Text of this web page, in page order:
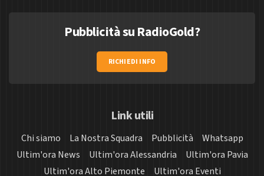
Pubblicità su RadioGold?
RICHIEDI INFO
Link utili
Chi siamo La Nostra Squadra Pubblicità
Whatsapp
Ultim'ora News
Ultim'ora Alessandria
Ultim'ora Pavia
Ultim'ora Alto Piemonte
Ultim'ora Eventi